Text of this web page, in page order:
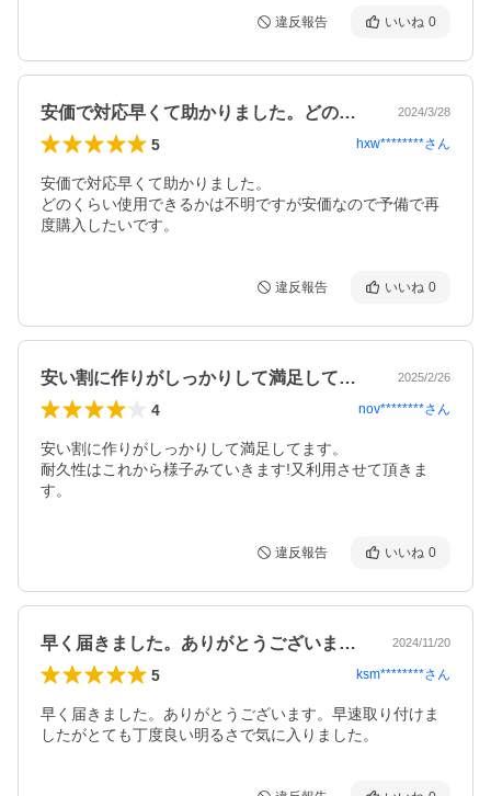
違反報告 いいね 0
安価で対応早くて助かりました。どのくら… 2024/3/28
5 hxw********さん
安価で対応早くて助かりました。
どのくらい使用できるかは不明ですが安価なので予備で再
度購入したいです。
違反報告 いいね 0
安い割に作りがしっかりして満足してます… 2025/2/26
4 nov********さん
安い割に作りがしっかりして満足してます。
耐久性はこれから様子みていきます!又利用させて頂きま
す。
違反報告 いいね 0
早く届きました。ありがとうございます。… 2024/11/20
5 ksm********さん
早く届きました。ありがとうございます。早速取り付けま
したがとても丁度良い明るさで気に入りました。